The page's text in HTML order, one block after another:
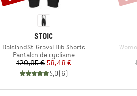
MARQUE
STOIC
Article
DalslandSt. Gravel Bib Shorts
Product group
Pantalon de cyclisme
Prix
129,95 €Prix réduit
58,48 €
5,0(6)
Article